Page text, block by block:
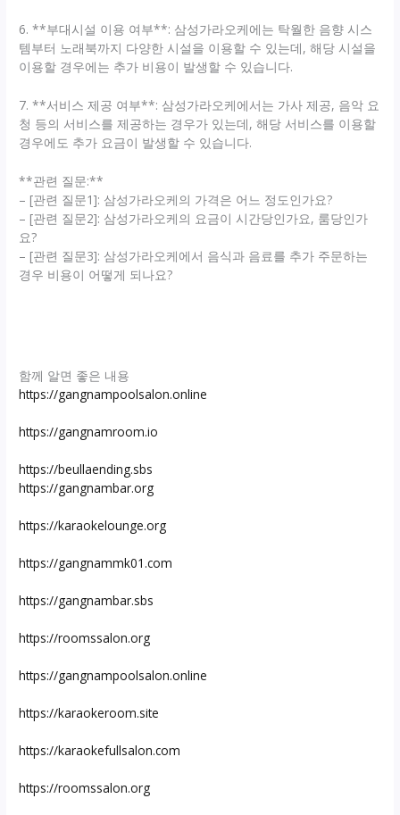
6. **부대시설 이용 여부**: 삼성가라오케에는 탁월한 음향 시스
템부터 노래북까지 다양한 시설을 이용할 수 있는데, 해당 시설을
이용할 경우에는 추가 비용이 발생할 수 있습니다.
7. **서비스 제공 여부**: 삼성가라오케에서는 가사 제공, 음악 요
청 등의 서비스를 제공하는 경우가 있는데, 해당 서비스를 이용할
경우에도 추가 요금이 발생할 수 있습니다.
**관련 질문:**
– [관련 질문1]: 삼성가라오케의 가격은 어느 정도인가요?
– [관련 질문2]: 삼성가라오케의 요금이 시간당인가요, 룸당인가
요?
– [관련 질문3]: 삼성가라오케에서 음식과 음료를 추가 주문하는
경우 비용이 어떻게 되나요?
함께 알면 좋은 내용
https://gangnampoolsalon.online
https://gangnamroom.io
https://beullaending.sbs
https://gangnambar.org
https://karaokelounge.org
https://gangnammk01.com
https://gangnambar.sbs
https://roomssalon.org
https://gangnampoolsalon.online
https://karaokeroom.site
https://karaokefullsalon.com
https://roomssalon.org